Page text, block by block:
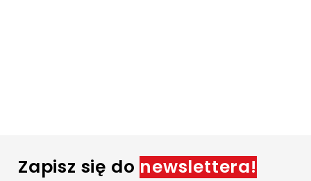
Zapisz się do newslettera!